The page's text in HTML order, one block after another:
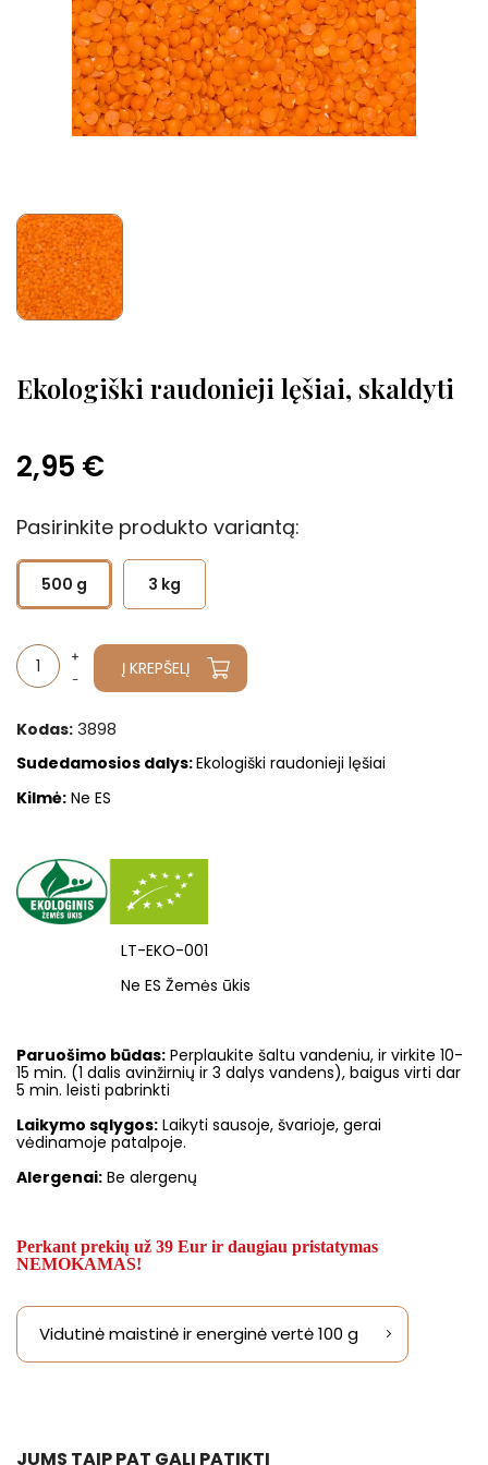
Ekologiški raudonieji lęšiai, skaldyti
2,95 €
Pasirinkite produkto variantą:
500 g 3 kg
Į KREPŠELĮ
Kodas: 3898
Sudedamosios dalys:Ekologiški raudonieji lęšiai
Kilmė: Ne ES
LT-EKO-001
Ne ES Žemės ūkis
Paruošimo būdas: Perplaukite šaltu vandeniu, ir virkite 10-
15 min. (1 dalis avinžirnių ir 3 dalys vandens), baigus virti dar
5 min. leisti pabrinkti
Laikymo sąlygos: Laikyti sausoje, švarioje, gerai
vėdinamoje patalpoje.
Alergenai: Be alergenų
Perkant prekių už 39 Eur ir daugiau pristatymas
NEMOKAMAS!
Vidutinė maistinė ir energinė vertė 100 g
JUMS TAIP PAT GALI PATIKTI